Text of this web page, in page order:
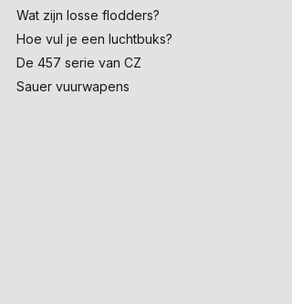
Wat zijn losse flodders?
Hoe vul je een luchtbuks?
De 457 serie van CZ
Sauer vuurwapens